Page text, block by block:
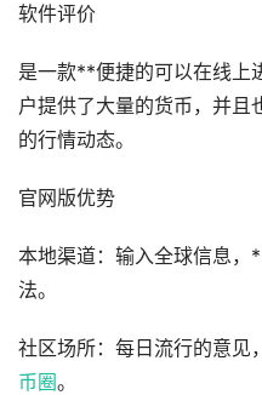
软件评价
是一款**便捷的可以在线上
户提供了大量的货币，并
的行情动态。
官网版优势
本地渠道：输入全球信息，
法。
社区场所：每日流行的意见
币圈。